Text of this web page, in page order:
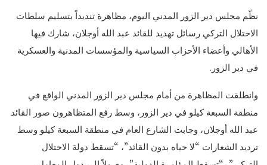
نظّم مجلس دير الزور المدني اليوم، مظاهرة تنديداً بتسليم سلطات
الاحتلال التركي رسائل تهديد للقائد عبد الله أوجلان، شارك فيها
الأهالي وأعضاء الأحزاب السياسية والمؤسسات المدنية والعسكرية
في دير الزور.
وانطلقت المظاهرة من أمام مجلس دير الزور المدني الواقع في
منطقة السبعة كيلو في دير الزور، وسط رفع المتظاهرون صور القائد
عبد الله أوجلان، وجابت الشارع العام في منطقة السبعة كيلو وسط
ترديد الشعارات “لا حياه بدون القائد”، “تسقط دولة الاحتلال